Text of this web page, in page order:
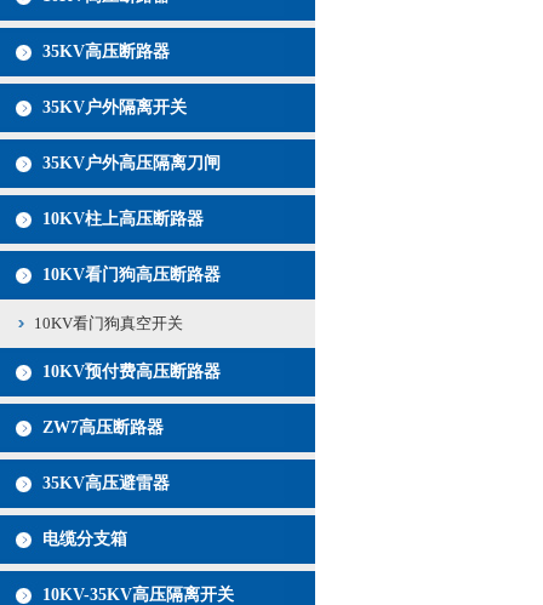
35KV高压断路器
35KV户外隔离开关
35KV户外高压隔离刀闸
10KV柱上高压断路器
10KV看门狗高压断路器
10KV看门狗真空开关
10KV预付费高压断路器
ZW7高压断路器
35KV高压避雷器
电缆分支箱
10KV-35KV高压隔离开关